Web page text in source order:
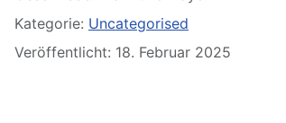
Kategorie: Uncategorised
Veröffentlicht: 18. Februar 2025